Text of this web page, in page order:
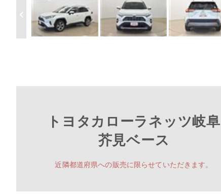
トヨタカローラネッツ岐阜
芥見ベース
近隣都道府県への販売に限らせていただきます。